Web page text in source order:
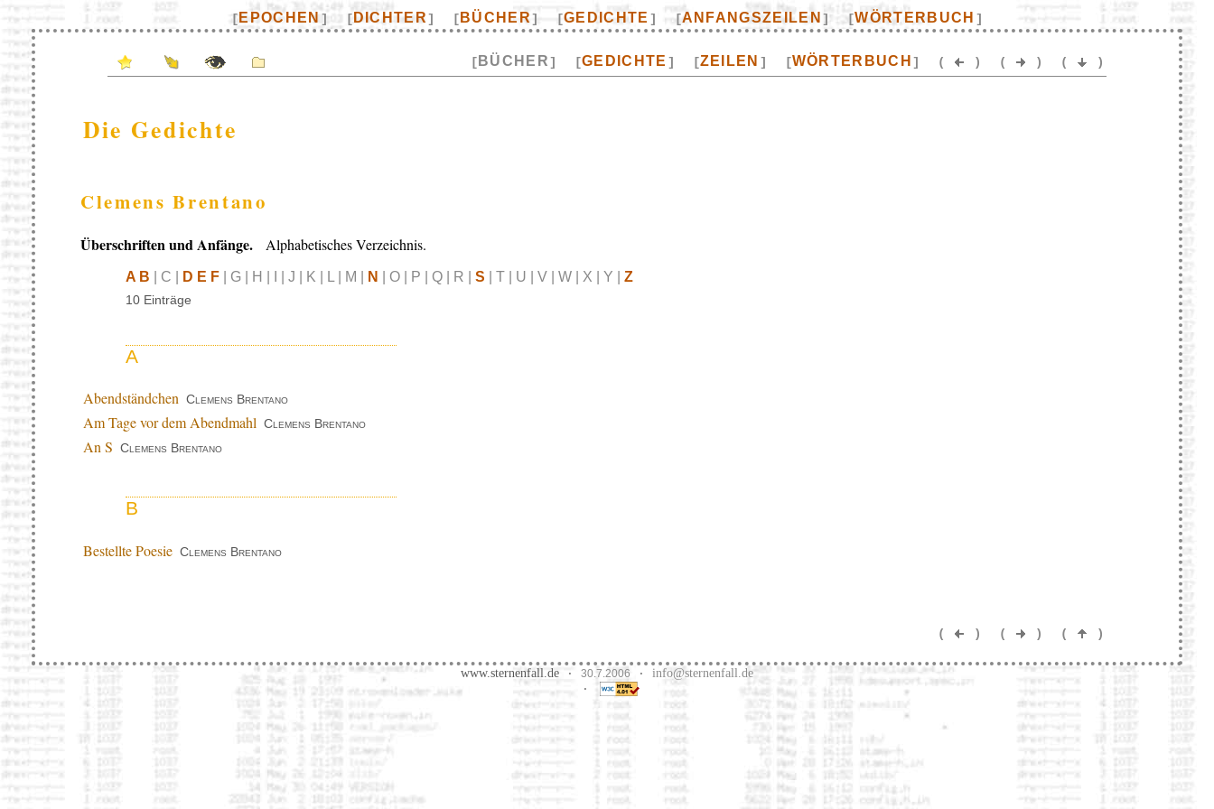
[ EPOCHEN ] [ DICHTER] [ BÜCHER] [GEDICHTE ] [ANFANGSZEILEN ] [WÖRTERBUCH ]
[ BÜCHER] [GEDICHTE ] [ZEILEN ] [WÖRTERBUCH ] ( ) ( ) ( )
Die Gedichte
Clemens Brentano
Überschriften und Anfänge. Alphabetisches Verzeichnis.
A B | C | D E F | G | H | I | J | K | L | M | N | O | P | Q | R | S | T | U | V | W | X | Y | Z
10 Einträge
A
Abendständchen Clemens Brentano
Am Tage vor dem Abendmahl Clemens Brentano
An S Clemens Brentano
B
Bestellte Poesie Clemens Brentano
( ) ( ) ( )
www.sternenfall.de · 30.7.2006 · info@sternenfall.de
·